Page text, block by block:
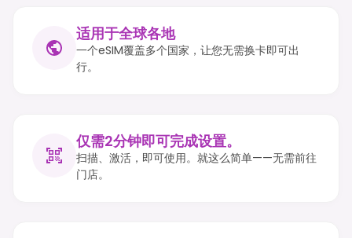
适用于全球各地
一个eSIM覆盖多个国家，让您无需换卡即可出
行。
仅需2分钟即可完成设置。
扫描、激活，即可使用。就这么简单——无需前往
门店。